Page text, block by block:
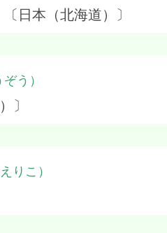
日本（北海道）〕
う）
〕
りこ）